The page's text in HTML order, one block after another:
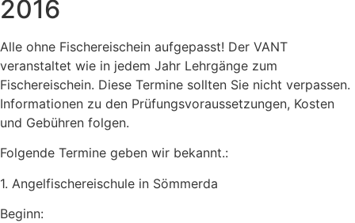
2016
Alle ohne Fischereischein aufgepasst! Der VANT
veranstaltet wie in jedem Jahr Lehrgänge zum
Fischereischein. Diese Termine sollten Sie nicht verpassen.
Informationen zu den Prüfungsvoraussetzungen, Kosten
und Gebühren folgen.
Folgende Termine geben wir bekannt.:
1. Angelfischereischule in Sömmerda
Beginn: